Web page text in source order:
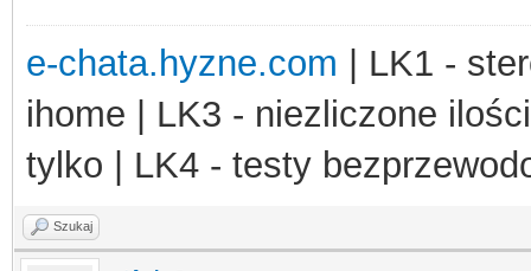
e-chata.hyzne.com | LK1 -
ihome | LK3 - niezliczone
tylko | LK4 - testy
Szukaj